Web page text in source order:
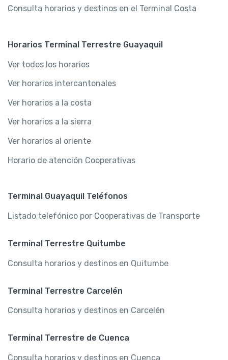
Consulta horarios y destinos en el Terminal Costa
Horarios Terminal Terrestre Guayaquil
Ver todos los horarios
Ver horarios intercantonales
Ver horarios a la costa
Ver horarios a la sierra
Ver horarios al oriente
Horario de atención Cooperativas
Terminal Guayaquil Teléfonos
Listado telefónico por Cooperativas de Transporte
Terminal Terrestre Quitumbe
Consulta horarios y destinos en Quitumbe
Terminal Terrestre Carcelén
Consulta horarios y destinos en Carcelén
Terminal Terrestre de Cuenca
Consulta horarios y destinos en Cuenca